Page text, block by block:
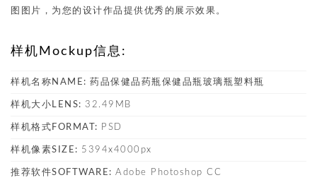
图图片，为您的设计作品提供优秀的展示效果。
样机Mockup信息:
样机名称NAME: 药品保健品药瓶保健品瓶玻璃瓶塑料瓶
样机大小LENS: 32.49MB
样机格式FORMAT: PSD
样机像素SIZE: 5394x4000px
推荐软件SOFTWARE: Adobe Photoshop CC